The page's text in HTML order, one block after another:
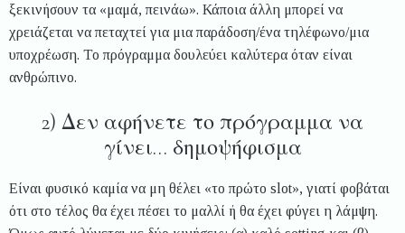
ξεκινήσουν τα «μαμά, πεινάω». Κάποια άλλη μπορεί να
χρειάζεται να πεταχτεί για μια παράδοση/ένα τηλέφωνο/μια
υποχρέωση. Το πρόγραμμα δουλεύει καλύτερα όταν είναι
ανθρώπινο.
2) Δεν αφήνετε το πρόγραμμα να
γίνει… δημοψήφισμα
Είναι φυσικό καμία να μη θέλει «το πρώτο slot», γιατί φοβάται
ότι στο τέλος θα έχει πέσει το μαλλί ή θα έχει φύγει η λάμψη.